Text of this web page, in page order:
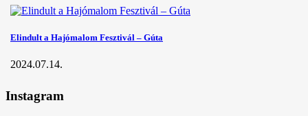
Elindult a Hajómalom Fesztivál – Gúta
2024.07.14.
Instagram